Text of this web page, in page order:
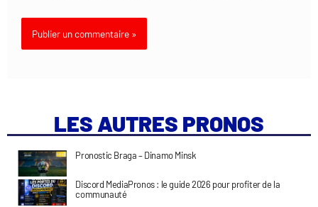
LES AUTRES PRONOS
Pronostic Braga – Dinamo Minsk
Discord MediaPronos : le guide 2026 pour profiter de la
communauté